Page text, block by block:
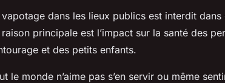
vapotage dans les lieux publics est interdit
raison principale est l’impact sur la santé des
et des petits enfants.
le monde n’aime pas s’en servir ou même